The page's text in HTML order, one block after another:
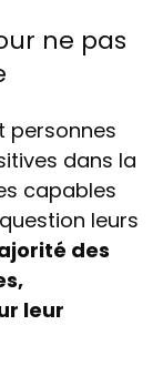
ne pas
personnes
dans la
capables
leurs
des
leur